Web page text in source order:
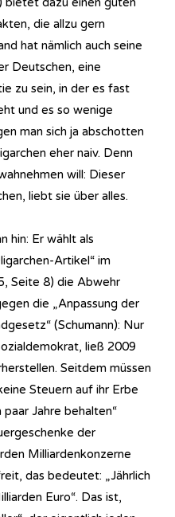
die allzu gern
hat nämlich auch seine
Deutschen, eine
zu sein, in der es fast
und es so wenige
man sich ja abschotten
eher naiv. Denn
will: Dieser
liebt sie über alles.
hin: Er wählt als
Artikel“ im
Seite 8) die Abwehr
die „Anpassung der
(Schumann): Nur
ließ 2009
Seitdem müssen
Steuern auf ihr Erbe
Jahre behalten“
der
Milliardenkonzerne
das bedeutet: „Jährlich
Euro“. Das ist,